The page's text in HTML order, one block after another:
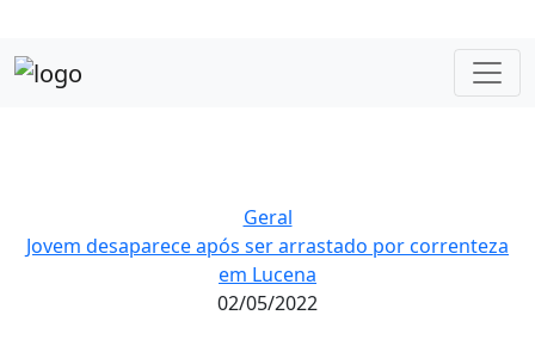
Geral
Jovem desaparece após ser arrastado por correnteza
em Lucena
02/05/2022